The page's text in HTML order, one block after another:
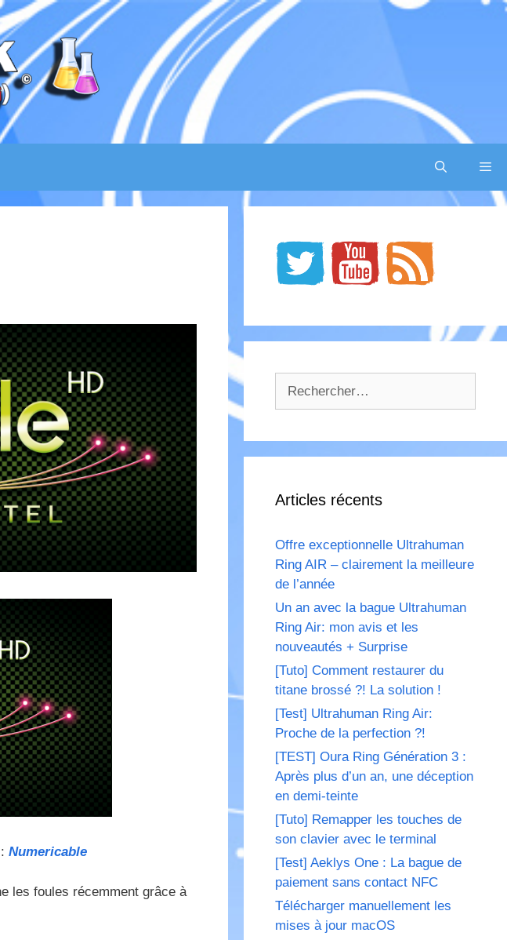
Numericable
les foules récemment grâce à
Articles récents
Offre exceptionnelle Ultrahuman
Ring AIR – clairement la meilleure
de l’année
Un an avec la bague Ultrahuman
Ring Air: mon avis et les
nouveautés + Surprise
[Tuto] Comment restaurer du
titane brossé ?! La solution !
[Test] Ultrahuman Ring Air:
Proche de la perfection ?!
[TEST] Oura Ring Génération 3 :
Après plus d’un an, une déception
en demi-teinte
[Tuto] Remapper les touches de
son clavier avec le terminal
[Test] Aeklys One : La bague de
paiement sans contact NFC
Télécharger manuellement les
mises à jour macOS